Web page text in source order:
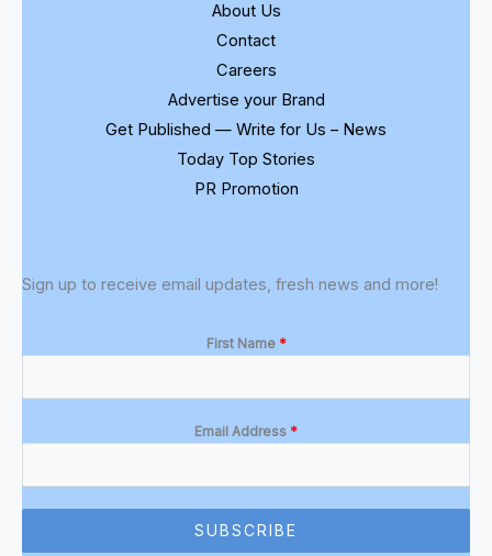
About Us
Contact
Careers
Advertise your Brand
Get Published — Write for Us – News
Today Top Stories
PR Promotion
Sign up to receive email updates, fresh news and more!
First Name *
Email Address *
SUBSCRIBE